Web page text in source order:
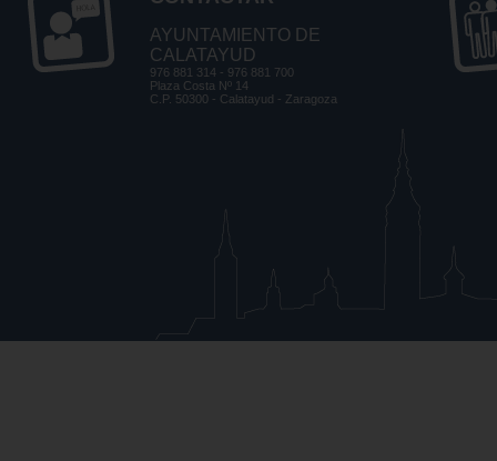
AYUNTAMIENTO DE
CALATAYUD
976 881 314 - 976 881 700
Plaza Costa Nº 14
C.P. 50300 - Calatayud - Zaragoza